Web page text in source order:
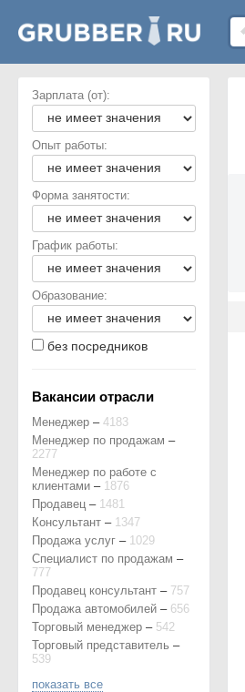
Зарплата (от):
Опыт работы:
Форма занятости:
График работы:
Образование:
без посредников
Вакансии отрасли
Менеджер – 4183
Менеджер по продажам –
2277
Менеджер по работе с
клиентами – 1876
Продавец – 1481
Консультант – 1347
Продажа услуг – 1029
Специалист по продажам –
777
Продавец консультант – 757
Продажа автомобилей – 656
Торговый менеджер – 542
Торговый представитель –
539
показать все